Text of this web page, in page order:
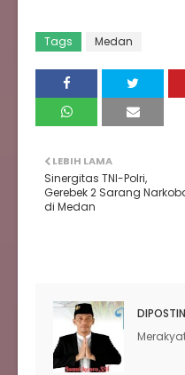
Tags Medan
LEBIH LAMA
Sinergitas TNI-Polri,
Gerebek 2 Sarang
di Medan